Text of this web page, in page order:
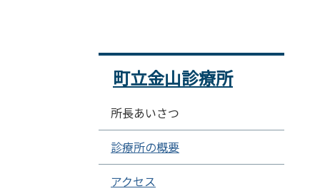
町立金山診療所
所長あいさつ
診療所の概要
アクセス